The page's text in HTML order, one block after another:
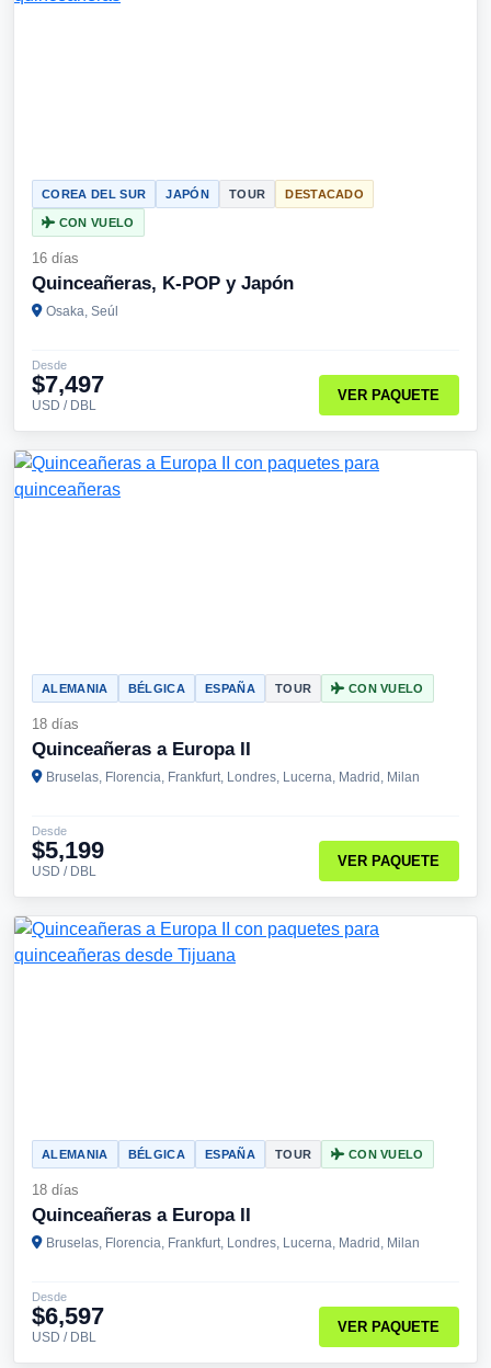
COREA DEL SUR JAPÓN TOUR DESTACADO
CON VUELO
16 días
Quinceañeras, K-POP y Japón
Osaka, Seúl
Desde
$7,497
USD / DBL
VER PAQUETE
ALEMANIA BÉLGICA ESPAÑA TOUR CON VUELO
18 días
Quinceañeras a Europa II
Bruselas, Florencia, Frankfurt, Londres, Lucerna, Madrid, Milan
Desde
$5,199
USD / DBL
VER PAQUETE
ALEMANIA BÉLGICA ESPAÑA TOUR CON VUELO
18 días
Quinceañeras a Europa II
Bruselas, Florencia, Frankfurt, Londres, Lucerna, Madrid, Milan
Desde
$6,597
USD / DBL
VER PAQUETE